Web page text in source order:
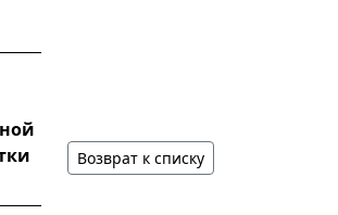
Возврат к списку